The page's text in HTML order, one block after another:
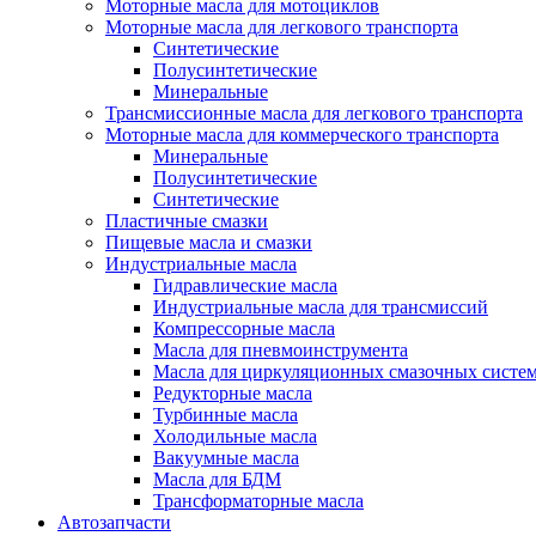
Моторные масла для мотоциклов
Моторные масла для легкового транспорта
Синтетические
Полусинтетические
Минеральные
Трансмиссионные масла для легкового транспорта
Моторные масла для коммерческого транспорта
Минеральные
Полусинтетические
Синтетические
Пластичные смазки
Пищевые масла и смазки
Индустриальные масла
Гидравлические масла
Индустриальные масла для трансмиссий
Компрессорные масла
Масла для пневмоинструмента
Масла для циркуляционных смазочных
Редукторные масла
Турбинные масла
Холодильные масла
Вакуумные масла
Масла для БДМ
Трансформаторные масла
Автозапчасти